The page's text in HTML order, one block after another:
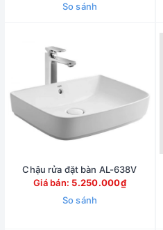
So sánh
Chậu rửa đặt bàn AL-638V
Giá bán: 5.250.000₫
So sánh